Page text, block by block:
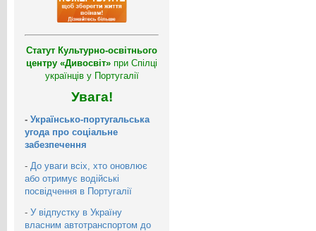
Статут Культурно-освітнього
центру «Дивосвіт» при Спілці
українців у Португалії
Увага!
- Українсько-португальська
угода про соціальне
забезпечення
- До уваги всіх, хто оновлює
або отримує водійські
посвідчення в Португалії
- У відпустку в Україну
власним автотранспортом до